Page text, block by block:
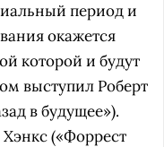
период и
окажется
которой и будут
выступил Роберт
в будущее»).
(«Форрест